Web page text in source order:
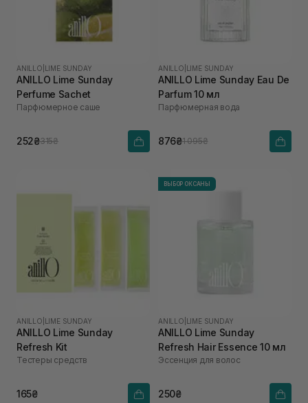
ANILLO LIME SUNDAY
ANILLO Lime Sunday
Perfume Sachet
Парфюмерное саше
252₴315₴
ANILLO LIME SUNDAY
ANILLO Lime Sunday Eau De
Parfum 10 мл
Парфюмерная вода
876₴1 095₴
ANILLO LIME SUNDAY
ANILLO Lime Sunday
Refresh Kit
Тестеры средств
165₴
ВЫБОР ОКСАНЫ
ANILLO LIME SUNDAY
ANILLO Lime Sunday
Refresh Hair Essence 10 мл
Эссенция для волос
250₴